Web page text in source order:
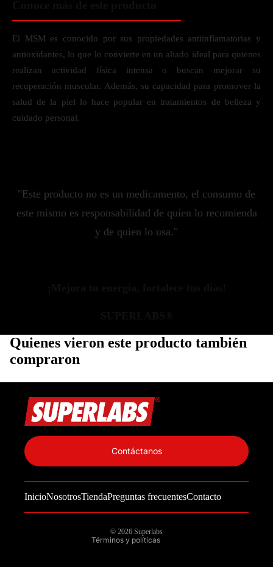
El MSM es conocido por sus propiedades antiinflamatorias y
antioxidantes, lo que lo convierte en un aliado ideal para quienes
realizan actividad física intensa o buscan mejorar su
recuperación muscular. Además, su capacidad para promover la
salud de la piel lo hace popular en tratamientos de belleza y
cuidado personal.
"Este producto no es un medicamento, el consumo de
este mismo es responsabilidad de quien lo recomienda
y de quien lo usa."
Quienes vieron este producto también
compraron
InicioNosotrosTiendaPreguntas frecuentesContacto
Contáctanos
© 2026 Superlabs
Términos y políticas
Información de contacto
Política de reembolso
Términos del servicio
Política de envío